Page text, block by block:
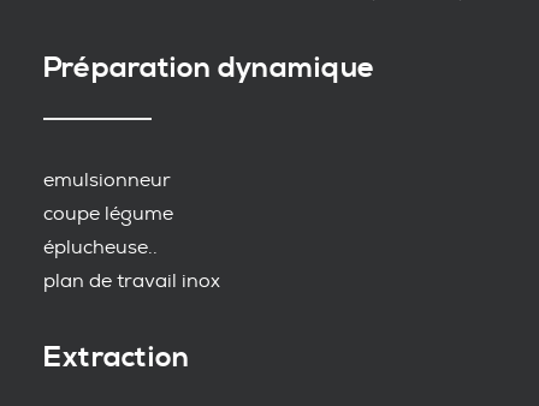
Préparation dynamique
emulsionneur
coupe légume
éplucheuse..
plan de travail inox
Extraction